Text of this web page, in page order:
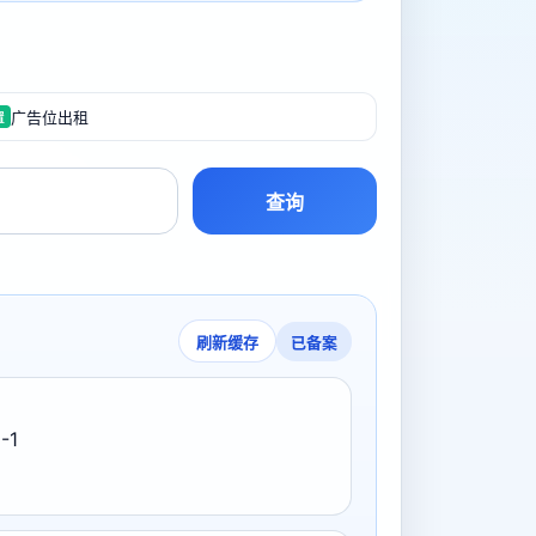
广告位出租
查询
刷新缓存 已备案
1